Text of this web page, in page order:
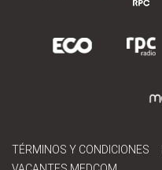
TÉRMINOS Y CONDICIONES